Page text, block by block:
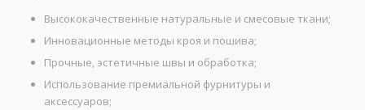
Высококачественные натуральные и смесовые ткани;
Инновационные методы кроя и пошива;
Прочные, эстетичные швы и обработка;
Использование премиальной фурнитуры и
аксессуаров;